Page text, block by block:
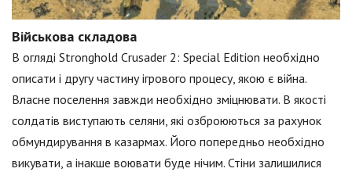
Військова складова
В огляді Stronghold Crusader 2: Special Edition необхідно
описати і другу частину ігрового процесу, якою є війна.
Власне поселення завжди необхідно зміцнювати. В якості
солдатів виступають селяни, які озброюються за рахунок
обмундирування в казармах. Його попередньо необхідно
викувати, а інакше воювати буде нічим. Стіни залишилися